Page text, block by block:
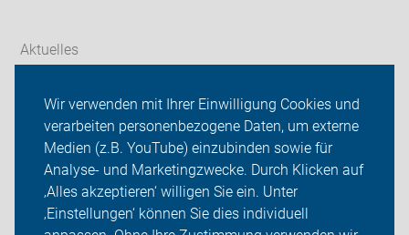
Wir verwenden mit Ihrer Einwilligung Cookies und
verarbeiten personenbezogene Daten, um externe
Medien (z.B. YouTube) einzubinden sowie für
Analyse- und Marketingzwecke. Durch Klicken auf
‚Alles akzeptieren‘ willigen Sie ein. Unter
‚Einstellungen‘ können Sie dies individuell
Aktuelles
ADFC Thüringen
Sei dabei
Presse